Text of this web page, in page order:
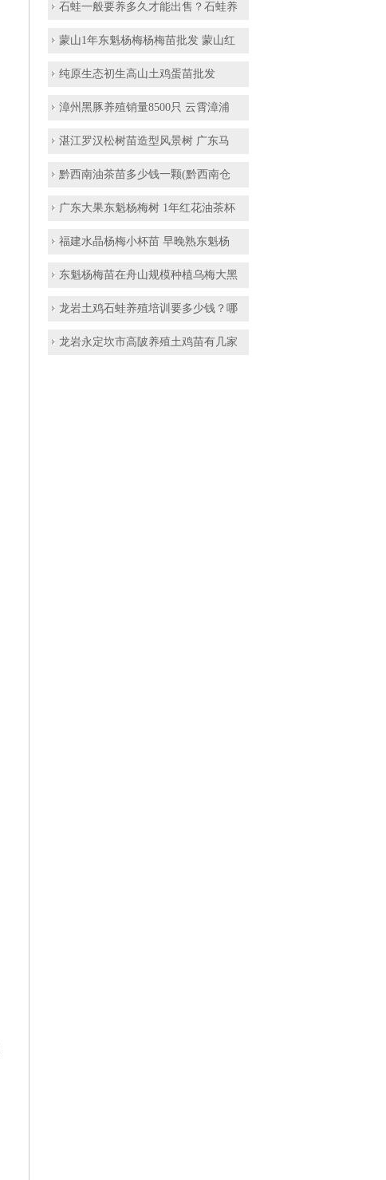
石蛙一般要养多久才能出售？石蛙养
蒙山1年东魁杨梅杨梅苗批发 蒙山红
纯原生态初生高山土鸡蛋苗批发
漳州黑豚养殖销量8500只 云霄漳浦
湛江罗汉松树苗造型风景树 广东马
黔西南油茶苗多少钱一颗(黔西南仓
广东大果东魁杨梅树 1年红花油茶杯
福建水晶杨梅小杯苗 早晚熟东魁杨
东魁杨梅苗在舟山规模种植乌梅大黑
龙岩土鸡石蛙养殖培训要多少钱？哪
龙岩永定坎市高陂养殖土鸡苗有几家